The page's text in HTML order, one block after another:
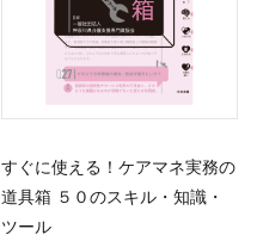
すぐに使える！ケアマネ実務の
道具箱 ５０のスキル・知識・
ツール